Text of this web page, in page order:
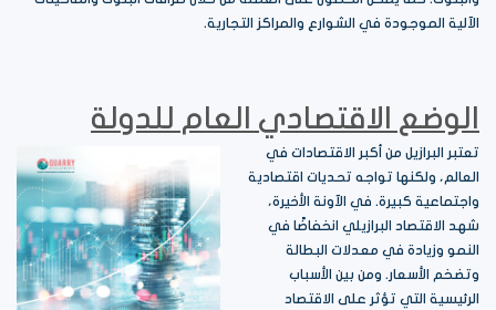
الآلية الموجودة في الشوارع والمراكز التجارية.
الوضع الاقتصادي العام للدولة
تعتبر البرازيل من أكبر الاقتصادات في
العالم، ولكنها تواجه تحديات اقتصادية
واجتماعية كبيرة. في الآونة الأخيرة،
شهد الاقتصاد البرازيلي انخفاضًا في
النمو وزيادة في معدلات البطالة
وتضخم الأسعار. ومن بين الأسباب
الرئيسية التي تؤثر على الاقتصاد